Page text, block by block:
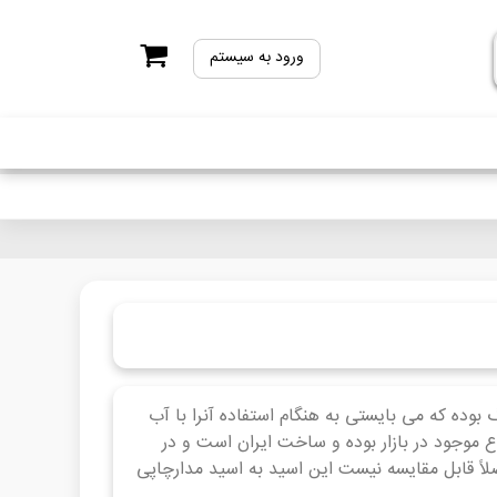
ورود به سیستم
که می بایستی به هنگام استفاده آنرا با آب
موجود در بازار بوده و ساخت ایران است و در
قابل مقایسه نیست این اسید به اسید مدارچاپی